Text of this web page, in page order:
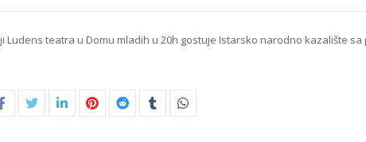
Ludens teatra u Domu mladih u 20h gostuje Istarsko narodno kazalište sa